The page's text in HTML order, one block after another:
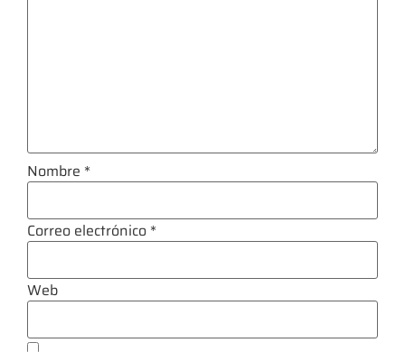
Nombre *
Correo electrónico *
Web